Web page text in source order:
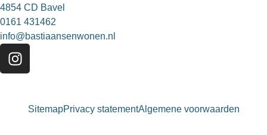
4854 CD Bavel
0161 431462
info@bastiaansenwonen.nl
SitemapPrivacy statementAlgemene voorwaarden